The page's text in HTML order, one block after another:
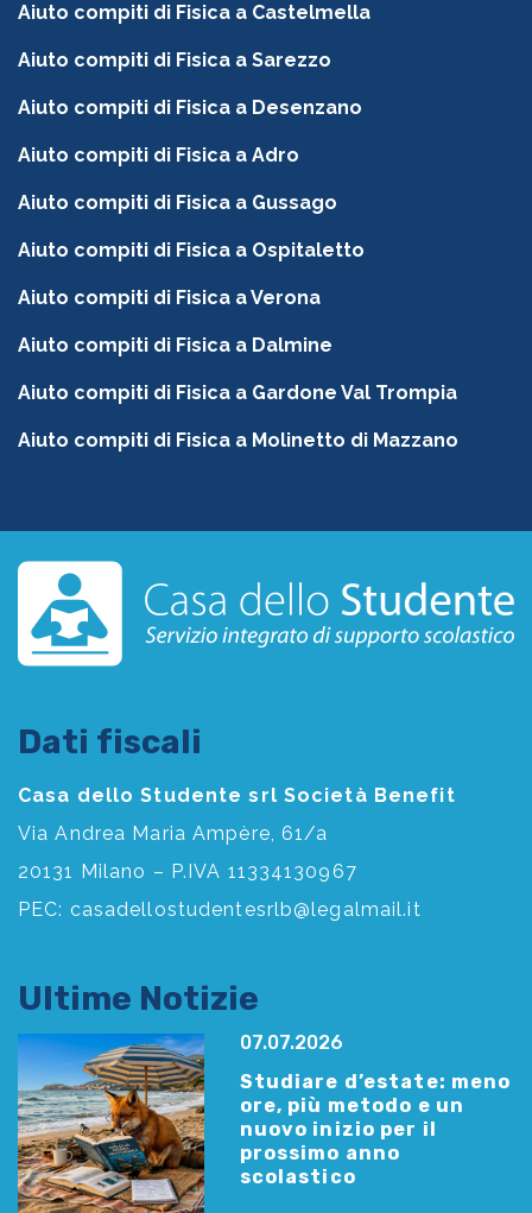
Aiuto compiti di Fisica a Castelmella
Aiuto compiti di Fisica a Sarezzo
Aiuto compiti di Fisica a Desenzano
Aiuto compiti di Fisica a Adro
Aiuto compiti di Fisica a Gussago
Aiuto compiti di Fisica a Ospitaletto
Aiuto compiti di Fisica a Verona
Aiuto compiti di Fisica a Dalmine
Aiuto compiti di Fisica a Gardone Val Trompia
Aiuto compiti di Fisica a Molinetto di Mazzano
Dati fiscali
Casa dello Studente srl Società Benefit
Via Andrea Maria Ampère, 61/a
20131 Milano – P.IVA 11334130967
PEC: casadellostudentesrlb@legalmail.it
Ultime Notizie
07.07.2026
Studiare d’estate: meno
ore, più metodo e un
nuovo inizio per il
prossimo anno
scolastico